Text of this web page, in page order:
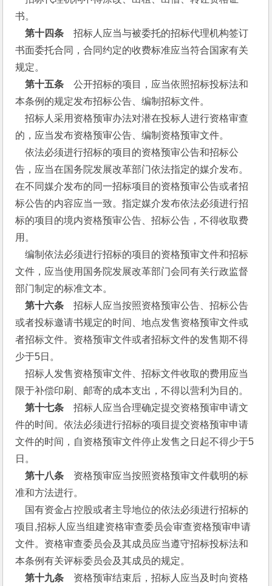
书。
第十四条 招标人应当与被委托的招标代理机构签订
书面委托合同，合同约定的收费标准应当符合国家有关
规定。
第十五条 公开招标的项目，应当依照招标投标法和
本条例的规定发布招标公告、编制招标文件。
招标人采用资格预审办法对潜在投标人进行资格审查
的，应当发布资格预审公告、编制资格预审文件。
依法必须进行招标的项目的资格预审公告和招标公
告，应当在国务院发展改革部门依法指定的媒介发布。
在不同媒介发布的同一招标项目的资格预审公告或者招
标公告的内容应当一致。指定媒介发布依法必须进行招
标的项目的境内资格预审公告、招标公告，不得收取费
用。
编制依法必须进行招标的项目的资格预审文件和招标
文件，应当使用国务院发展改革部门会同有关行政监督
部门制定的标准文本。
第十六条 招标人应当按照资格预审公告、招标公告
或者投标邀请书规定的时间、地点发售资格预审文件或
者招标文件。资格预审文件或者招标文件的发售期不得
少于5日。
招标人发售资格预审文件、招标文件收取的费用应当
限于补偿印刷、邮寄的成本支出，不得以营利为目的。
第十七条 招标人应当合理确定提交资格预审申请文
件的时间。依法必须进行招标的项目提交资格预审申请
文件的时间，自资格预审文件停止发售之日起不得少于5
日。
第十八条 资格预审应当按照资格预审文件载明的标
准和方法进行。
国有资金占控股或者主导地位的依法必须进行招标的
项目,招标人应当组建资格审查委员会审查资格预审申请
文件。资格审查委员会及其成员应当遵守招标投标法和
本条例有关评标委员会及其成员的规定。
第十九条 资格预审结束后，招标人应当及时向资格